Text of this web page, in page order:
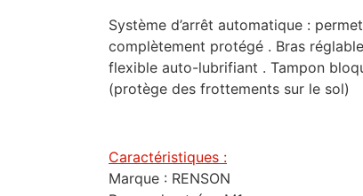
Système d’arrêt automatique :
complètement protégé . Bras
flexible auto-lubrifiant . Tampon
(protège des frottements sur le sol)
Caractéristiques :
Marque : RENSON